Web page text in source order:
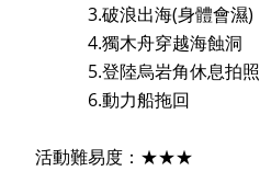
3.破浪出海(身體會濕)
4.獨木舟穿越海蝕洞
5.登陸烏岩角休息拍照
6.動力船拖回
活動難易度：★★★